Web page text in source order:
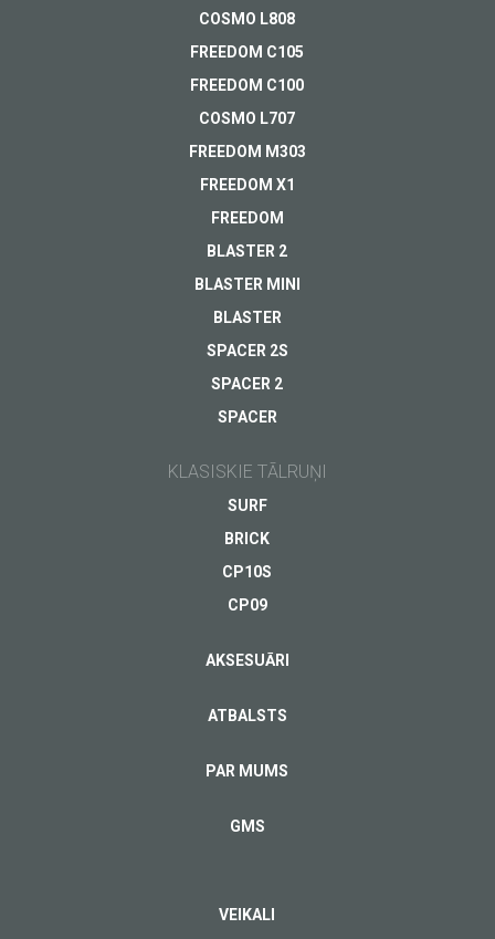
SKATĪT
COSMO L808
FREEDOM C105
FREEDOM C100
COSMO L707
FREEDOM M303
FREEDOM X1
FREEDOM
BLASTER 2
BLASTER MINI
BLASTER
SPACER 2S
SPACER 2
SPACER
KLASISKIE TĀLRUŅI
SURF
BRICK
CP10S
CP09
AKSESUĀRI
ATBALSTS
PAR MUMS
GMS
VEIKALI